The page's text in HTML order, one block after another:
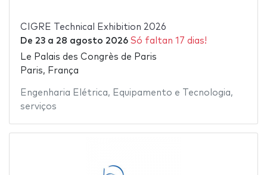
CIGRE Technical Exhibition 2026
De 23a 28 agosto 2026 Só faltan 17 dias!
Le Palais des Congrès de Paris
Paris, França
Engenharia Elétrica, Equipamento e Tecnologia,
serviços